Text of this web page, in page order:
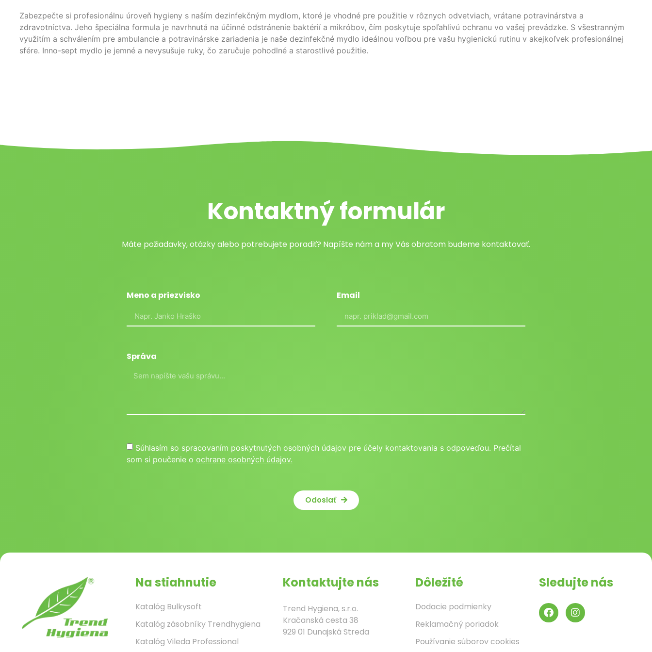
Zabezpečte si profesionálnu úroveň hygieny s naším dezinfekčným mydlom, ktoré je vhodné pre použitie v rôznych odvetviach, vrátane potravinárstva a
zdravotníctva. Jeho špeciálna formula je navrhnutá na účinné odstránenie baktérií a mikróbov, čím poskytuje spoľahlivú ochranu vo vašej prevádzke. S všestranným
využitím a schválením pre ambulancie a potravinárske zariadenia je naše dezinfekčné mydlo ideálnou voľbou pre vašu hygienickú rutinu v akejkoľvek profesionálnej
sfére. Inno-sept mydlo je jemné a nevysušuje ruky, čo zaručuje pohodlné a starostlivé použitie.
Kontaktný formulár
Máte požiadavky, otázky alebo potrebujete poradiť? Napíšte nám a my Vás obratom budeme kontaktovať.
Meno a priezvisko Email
Správa
Súhlasím so spracovaním poskytnutých osobných údajov pre účely kontaktovania s odpoveďou. Prečítal
som si poučenie o ochrane osobných údajov.
Odoslať
Na stiahnutie
Katalóg Bulkysoft
Katalóg zásobníky Trendhygiena
Katalóg Vileda Professional
Kontaktujte nás
Trend Hygiena, s.r.o.
Kračanská cesta 38
929 01 Dunajská Streda
Dôležité
Dodacie podmienky
Reklamačný poriadok
Používanie súborov cookies
Sledujte nás